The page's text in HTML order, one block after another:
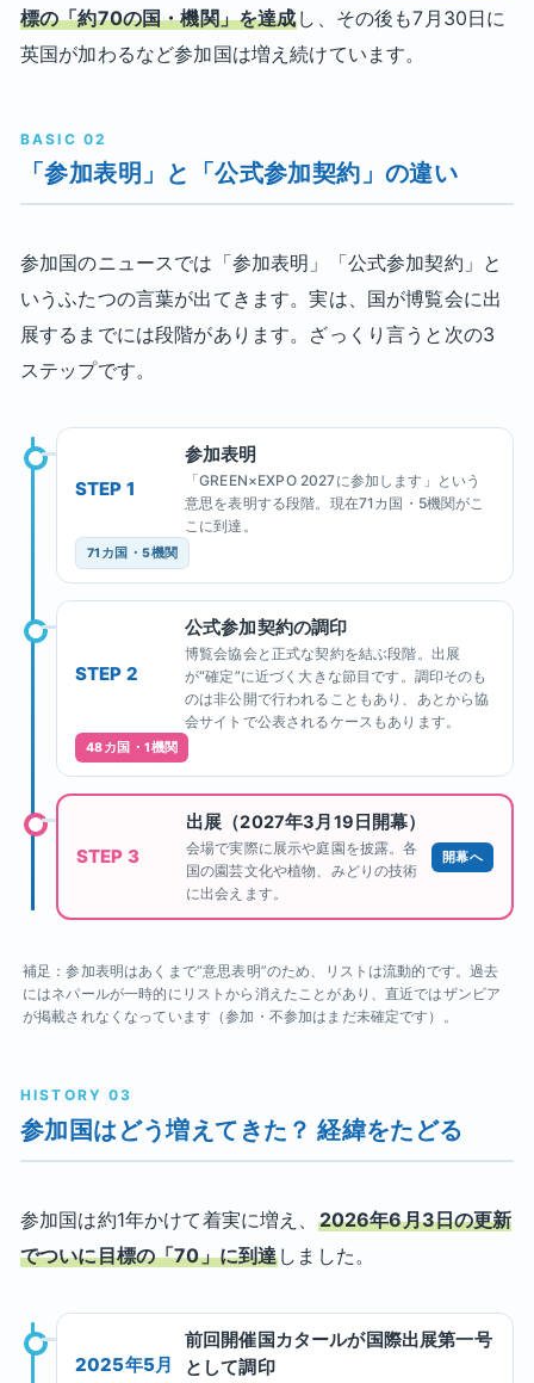
標の「約70の国・機関」を達成し、その後も7月30日に
英国が加わるなど参加国は増え続けています。
BASIC 02
「参加表明」と「公式参加契約」の違い
参加国のニュースでは「参加表明」「公式参加契約」と
いうふたつの言葉が出てきます。実は、国が博覧会に出
展するまでには段階があります。ざっくり言うと次の3
ステップです。
STEP 1
参加表明
「GREEN×EXPO 2027に参加します」という
意思を表明する段階。現在71カ国・5機関がこ
こに到達。
71カ国・5機関
STEP 2
公式参加契約の調印
博覧会協会と正式な契約を結ぶ段階。出展
が“確定”に近づく大きな節目です。調印そのも
のは非公開で行われることもあり、あとから協
会サイトで公表されるケースもあります。
48カ国・1機関
STEP 3
出展（2027年3月19日開幕）
会場で実際に展示や庭園を披露。各
国の園芸文化や植物、みどりの技術
に出会えます。
開幕へ
補足：参加表明はあくまで“意思表明”のため、リストは流動的です。過去
にはネパールが一時的にリストから消えたことがあり、直近ではザンビア
が掲載されなくなっています（参加・不参加はまだ未確定です）。
HISTORY 03
参加国はどう増えてきた？ 経緯をたどる
参加国は約1年かけて着実に増え、 2026年6月3日の更新
でついに目標の「70」に到達しました。
2025年5月
前回開催国カタールが国際出展第一号
として調印